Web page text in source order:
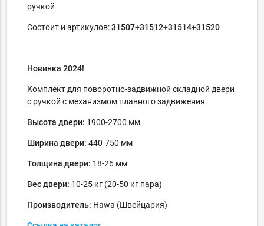
ручкой
Состоит и артикулов:31507+31512+31514+31520
Новинка 2024!
Комплект для поворотно-задвижной складной двери
с ручкой с механизмом плавного задвижения.
Высота двери: 1900-2700 мм
Ширина двери:440-750 мм
Толщина двери: 18-26 мм
Вес двери: 10-25 кг (20-50 кг пара)
Производитель: Hawa (Швейцария)